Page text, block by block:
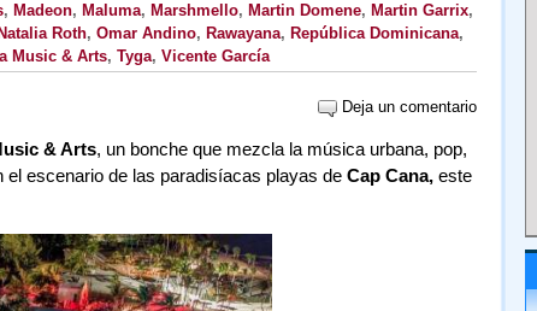
, Madeon, Maluma, Marshmello, Martin Domene, Martin Garrix,
Natalia Roth, Omar Andino, Rawayana, República Dominicana,
Music & Arts, Tyga, Vicente García
Deja un comentario
& Arts, un bonche que mezcla la música urbana, pop,
el escenario de las paradisíacas playas de Cap Cana,este